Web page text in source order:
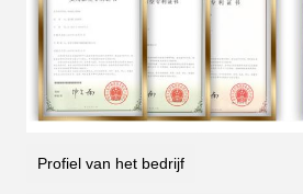
Profiel van het bedrijf